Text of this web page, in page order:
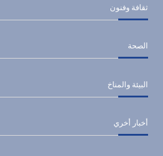
ثقافة وفنون
الصحة
البيئة والمناخ
أخبار أخري